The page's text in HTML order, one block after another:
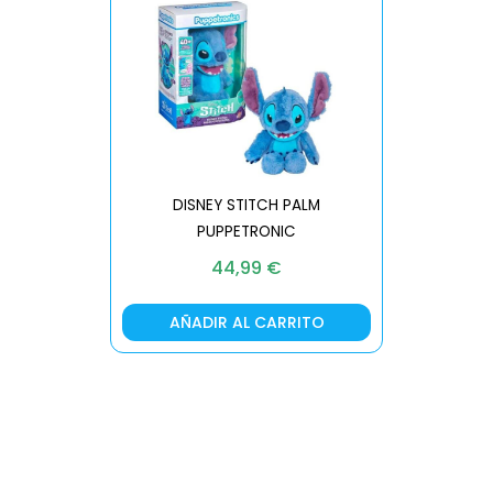
DISNEY STITCH PALM
PUPPETRONIC
44,99 €
AÑADIR AL CARRITO